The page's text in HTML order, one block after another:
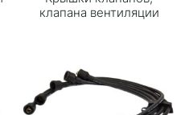
клапана вентиляции